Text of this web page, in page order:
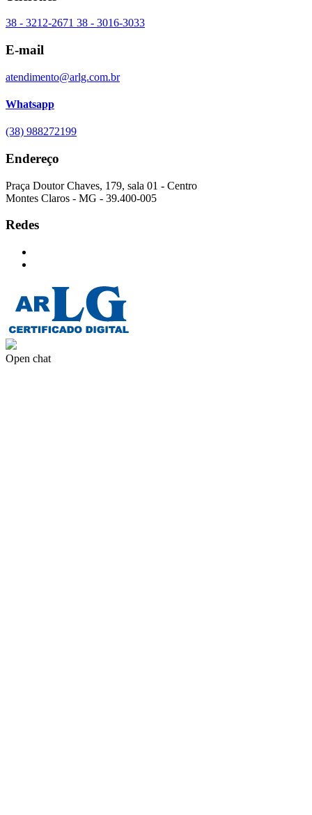
38 - 3212-2671 38 - 3016-3033
E-mail
atendimento@arlg.com.br
Whatsapp
(38) 988272199
Endereço
Praça Doutor Chaves, 179, sala 01 - Centro
Montes Claros - MG - 39.400-005
Redes
Open chat